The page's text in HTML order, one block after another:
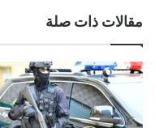
مقالات ذات صلة